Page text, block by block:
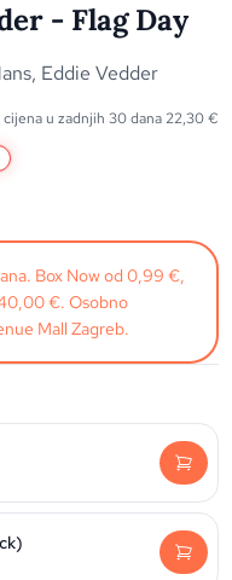
- Flag Day
Eddie Vedder
cijena u zadnjih 30 dana 22,30€
Box Now od 0,99 €,
€. Osobno
Mall Zagreb.